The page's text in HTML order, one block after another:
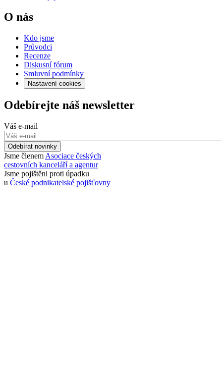
O nás
Kdo jsme
Průvodci
Recenze
Diskusní fórum
Smluvní podmínky
Nastavení cookies
Odebírejte náš newsletter
Váš e-mail
Odebírat novinky
Jsme členem Asociace českých
cestovních kanceláří a agentur
Jsme pojištěni proti úpadku
u České podnikatelské pojišťovny